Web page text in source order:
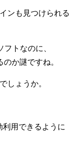
ンも見つけられる
トなのに、
か謎ですね。
しょうか。
用できるように